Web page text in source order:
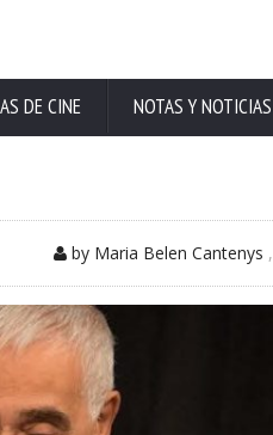
DE CINE NOTAS Y NOTICIAS
by Maria Belen Cantenys ,